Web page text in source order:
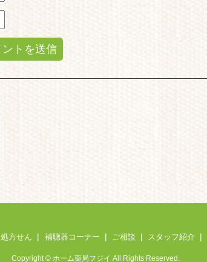
処方せん 補聴器コーナー ご相談 スタッフ紹介
Copyright © ホーム薬局フジイ All Rights Reserved.